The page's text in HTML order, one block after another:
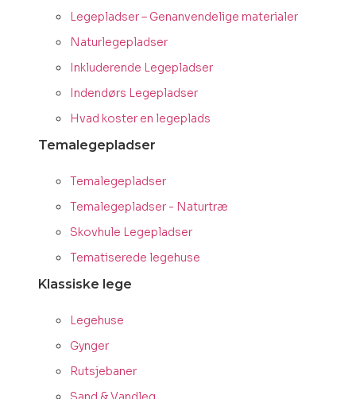
Legepladser – Genanvendelige materialer
Naturlegepladser
Inkluderende Legepladser
Indendørs Legepladser
Hvad koster en legeplads
Temalegepladser
Temalegepladser
Temalegepladser - Naturtræ
Skovhule Legepladser
Tematiserede legehuse
Klassiske lege
Legehuse
Gynger
Rutsjebaner